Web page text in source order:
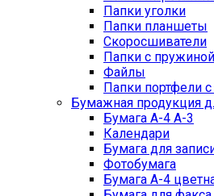
Папки уголки
Папки планшеты
Скоросшиватели
Папки с
Файлы
Папки портфели
Бумажная продукция
Бумага А-4 А-3
Календари
Бумага для
Фотобумага
Бумага А-4